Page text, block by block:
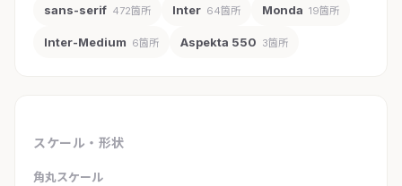
sans-serif 472箇所 Inter 64箇所 Monda 19箇所
Inter-Medium 6箇所 Aspekta 550 3箇所
スケール・形状
角丸スケール